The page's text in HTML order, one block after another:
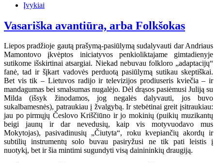
Įvykiai
Vasariška avantiūra, arba Folkšokas
Liepos pradžioje gautą prašymą-pasiūlymą sudalyvauti dar Andriaus
Mamontovo įkvėptos iniciatyvos penkioliktajame gimtadienyje
sutikome išskirtinai atsargiai. Niekad nebuvau folkloro „adaptacijų“
fanė, tad ir šįkart vadovės perduotą pasiūlymą sutikau skeptiškai.
Bet vis tik – Lietuvos radijo ir televizijos prodiuseris kviečia – ir
mandagumas bei smalsumas nugalėjo. Dėl drąsos pasiėmusi Juliją su
Milda (išsyk žinodamos, jog negalės dalyvauti, jos buvo
sukalbamesnės), patraukiau į žvalgybą. Ir stebėtinai greit įsitraukiau:
jau po pirmųjų Česlovo Kriščiūno ir jo mokinių (puikių muzikantų
beigi jaunų ir dar nevedusių, kaip vis motyvuodavo mus
Mokytojas), pasivadinusių „Čiutyta“, roku kvepiančių akordų ir
subtilių instrumentų solo buvau pasiryžusi ne tik pati leistis į
nuotykį, bet ir šia mintimi sugundyti visą dainininkių draugiją.